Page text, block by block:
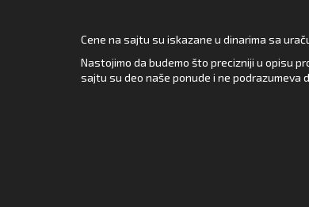
Cene na sajtu su iskazane u dinarima sa
Nastojimo da budemo što precizniji u opisu
sajtu su deo naše ponude i ne